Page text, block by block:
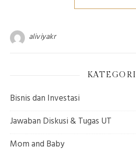
aliviyakr
KATEGORI
Bisnis dan Investasi
Jawaban Diskusi & Tugas UT
Mom and Baby